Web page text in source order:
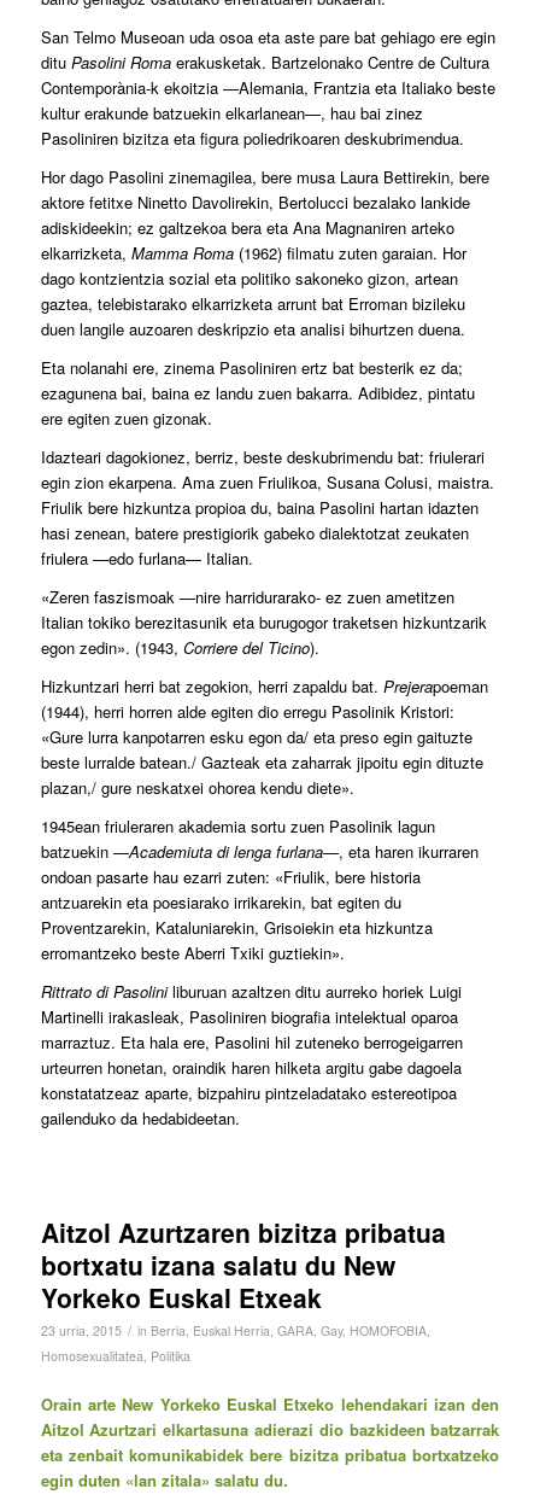
San Telmo Museoan uda osoa eta aste pare bat gehiago ere egin
ditu Pasolini Romaerakusketak. Bartzelonako Centre de Cultura
Contemporània-k ekoitzia —Alemania, Frantzia eta Italiako beste
kultur erakunde batzuekin elkarlanean—, hau bai zinez
Pasoliniren bizitza eta figura poliedrikoaren deskubrimendua.
Hor dago Pasolini zinemagilea, bere musa Laura Bettirekin, bere
aktore fetitxe Ninetto Davolirekin, Bertolucci bezalako lankide
adiskideekin; ez galtzekoa bera eta Ana Magnaniren arteko
elkarrizketa, Mamma Roma(1962) filmatu zuten garaian. Hor
dago kontzientzia sozial eta politiko sakoneko gizon, artean
gaztea, telebistarako elkarrizketa arrunt bat Erroman bizileku
duen langile auzoaren deskripzio eta analisi bihurtzen duena.
Eta nolanahi ere, zinema Pasoliniren ertz bat besterik ez da;
ezagunena bai, baina ez landu zuen bakarra. Adibidez, pintatu
ere egiten zuen gizonak.
Idazteari dagokionez, berriz, beste deskubrimendu bat: friulerari
egin zion ekarpena. Ama zuen Friulikoa, Susana Colusi, maistra.
Friulik bere hizkuntza propioa du, baina Pasolini hartan idazten
hasi zenean, batere prestigiorik gabeko dialektotzat zeukaten
friulera —edo furlana— Italian.
«Zeren faszismoak —nire harridurarako- ez zuen ametitzen
Italian tokiko berezitasunik eta burugogor traketsen hizkuntzarik
egon zedin». (1943, Corriere del Ticino).
Hizkuntzari herri bat zegokion, herri zapaldu bat. Prejerapoeman
(1944), herri horren alde egiten dio erregu Pasolinik Kristori:
«Gure lurra kanpotarren esku egon da/ eta preso egin gaituzte
beste lurralde batean./ Gazteak eta zaharrak jipoitu egin dituzte
plazan,/ gure neskatxei ohorea kendu diete».
1945ean friuleraren akademia sortu zuen Pasolinik lagun
batzuekin —Academiuta di lenga furlana—, eta haren ikurraren
ondoan pasarte hau ezarri zuten: «Friulik, bere historia
antzuarekin eta poesiarako irrikarekin, bat egiten du
Proventzarekin, Kataluniarekin, Grisoiekin eta hizkuntza
erromantzeko beste Aberri Txiki guztiekin».
Rittrato di Pasoliniliburuan azaltzen ditu aurreko horiek Luigi
Martinelli irakasleak, Pasoliniren biografia intelektual oparoa
marraztuz. Eta hala ere, Pasolini hil zuteneko berrogeigarren
urteurren honetan, oraindik haren hilketa argitu gabe dagoela
konstatatzeaz aparte, bizpahiru pintzeladatako estereotipoa
gailenduko da hedabideetan.
Aitzol Azurtzaren bizitza pribatua
bortxatu izana salatu du New
Yorkeko Euskal Etxeak
23 urria, 2015 / in Berria, Euskal Herria, GARA, Gay, HOMOFOBIA,
Homosexualitatea, Politika
Orain arte New Yorkeko Euskal Etxeko lehendakari izan den
Aitzol Azurtzari elkartasuna adierazi dio bazkideen batzarrak
eta zenbait komunikabidek bere bizitza pribatua bortxatzeko
egin duten «lan zitala» salatu du.